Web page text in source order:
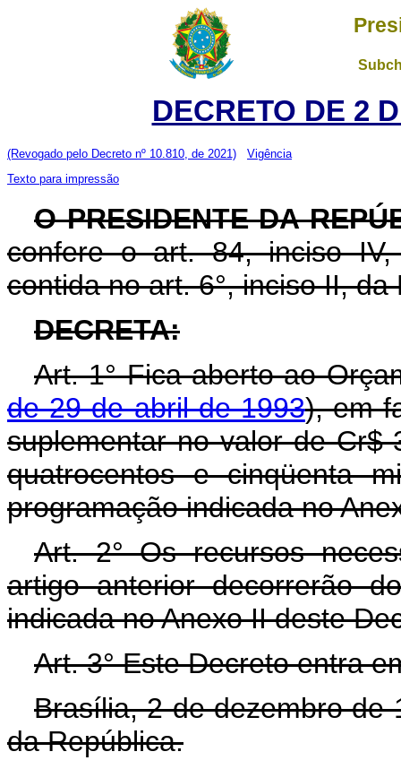
DECRETO DE 2
(Revogado pelo Decreto nº 10.810, de 2021)
Vigência
Texto para impressão
O PRESIDENTE DA
confere o art. 84, inciso
contida no art. 6°, inciso II,
DECRETA:
Art. 1° Fica aberto ao
de 29 de abril de 1993), em
suplementar no valor de Cr$
quatrocentos e cinqüenta
programação indicada no
Art. 2° Os recursos
artigo anterior decorrerão
indicada no Anexo II deste
Art. 3° Este Decreto entra
Brasília, 2 de dezembro de
da República.